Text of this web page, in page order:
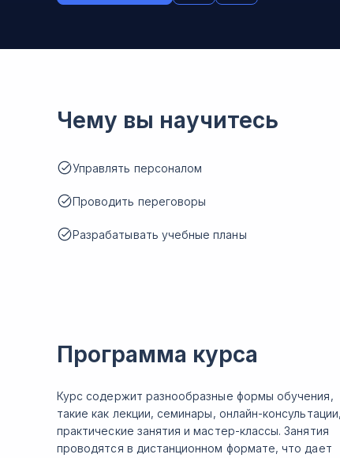
Чему вы научитесь
Управлять персоналом
Проводить переговоры
Разрабатывать учебные планы
Программа курса
Курс содержит разнообразные формы обучения,
такие как лекции, семинары, онлайн-консультации,
практические занятия и мастер-классы. Занятия
проводятся в дистанционном формате, что дает